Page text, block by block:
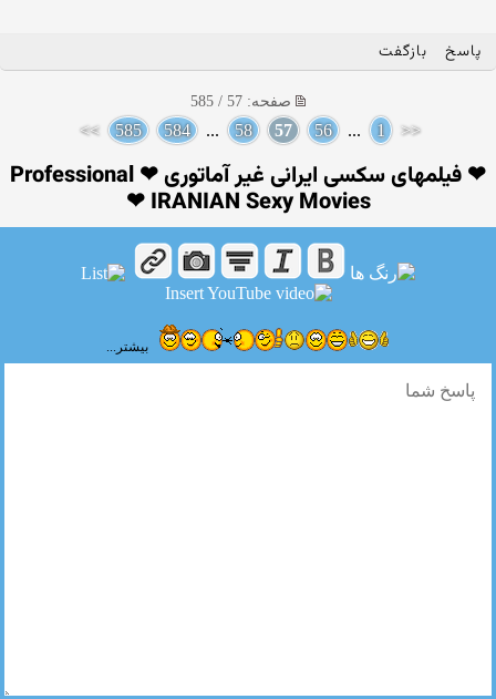
پاسخ بازگفت
صفحه: 57 / 585
<<
1
...
56
57
58
...
584
585
>>
❤ فیلمهای سکسی ایرانی غیر آماتوری ❤ Professional
IRANIAN Sexy Movies ❤
بیشتر...